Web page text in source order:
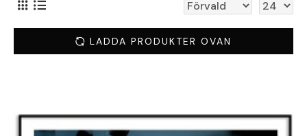
LADDA PRODUKTER OVAN